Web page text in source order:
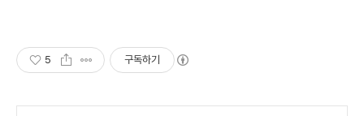
5 구독하기